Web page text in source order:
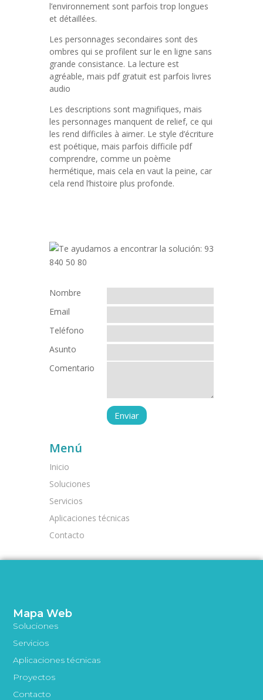
l’environnement sont parfois trop longues
et détaillées.
Les personnages secondaires sont des
ombres qui se profilent sur le en ligne sans
grande consistance. La lecture est
agréable, mais pdf gratuit est parfois livres
audio
Les descriptions sont magnifiques, mais
les personnages manquent de relief, ce qui
les rend difficiles à aimer. Le style d’écriture
est poétique, mais parfois difficile pdf
comprendre, comme un poème
hermétique, mais cela en vaut la peine, car
cela rend l’histoire plus profonde.
Nombre
Email
Teléfono
Asunto
Comentario
Menú
Inicio
Soluciones
Servicios
Aplicaciones técnicas
Contacto
Mapa Web
Soluciones
Servicios
Aplicaciones técnicas
Proyectos
Contacto